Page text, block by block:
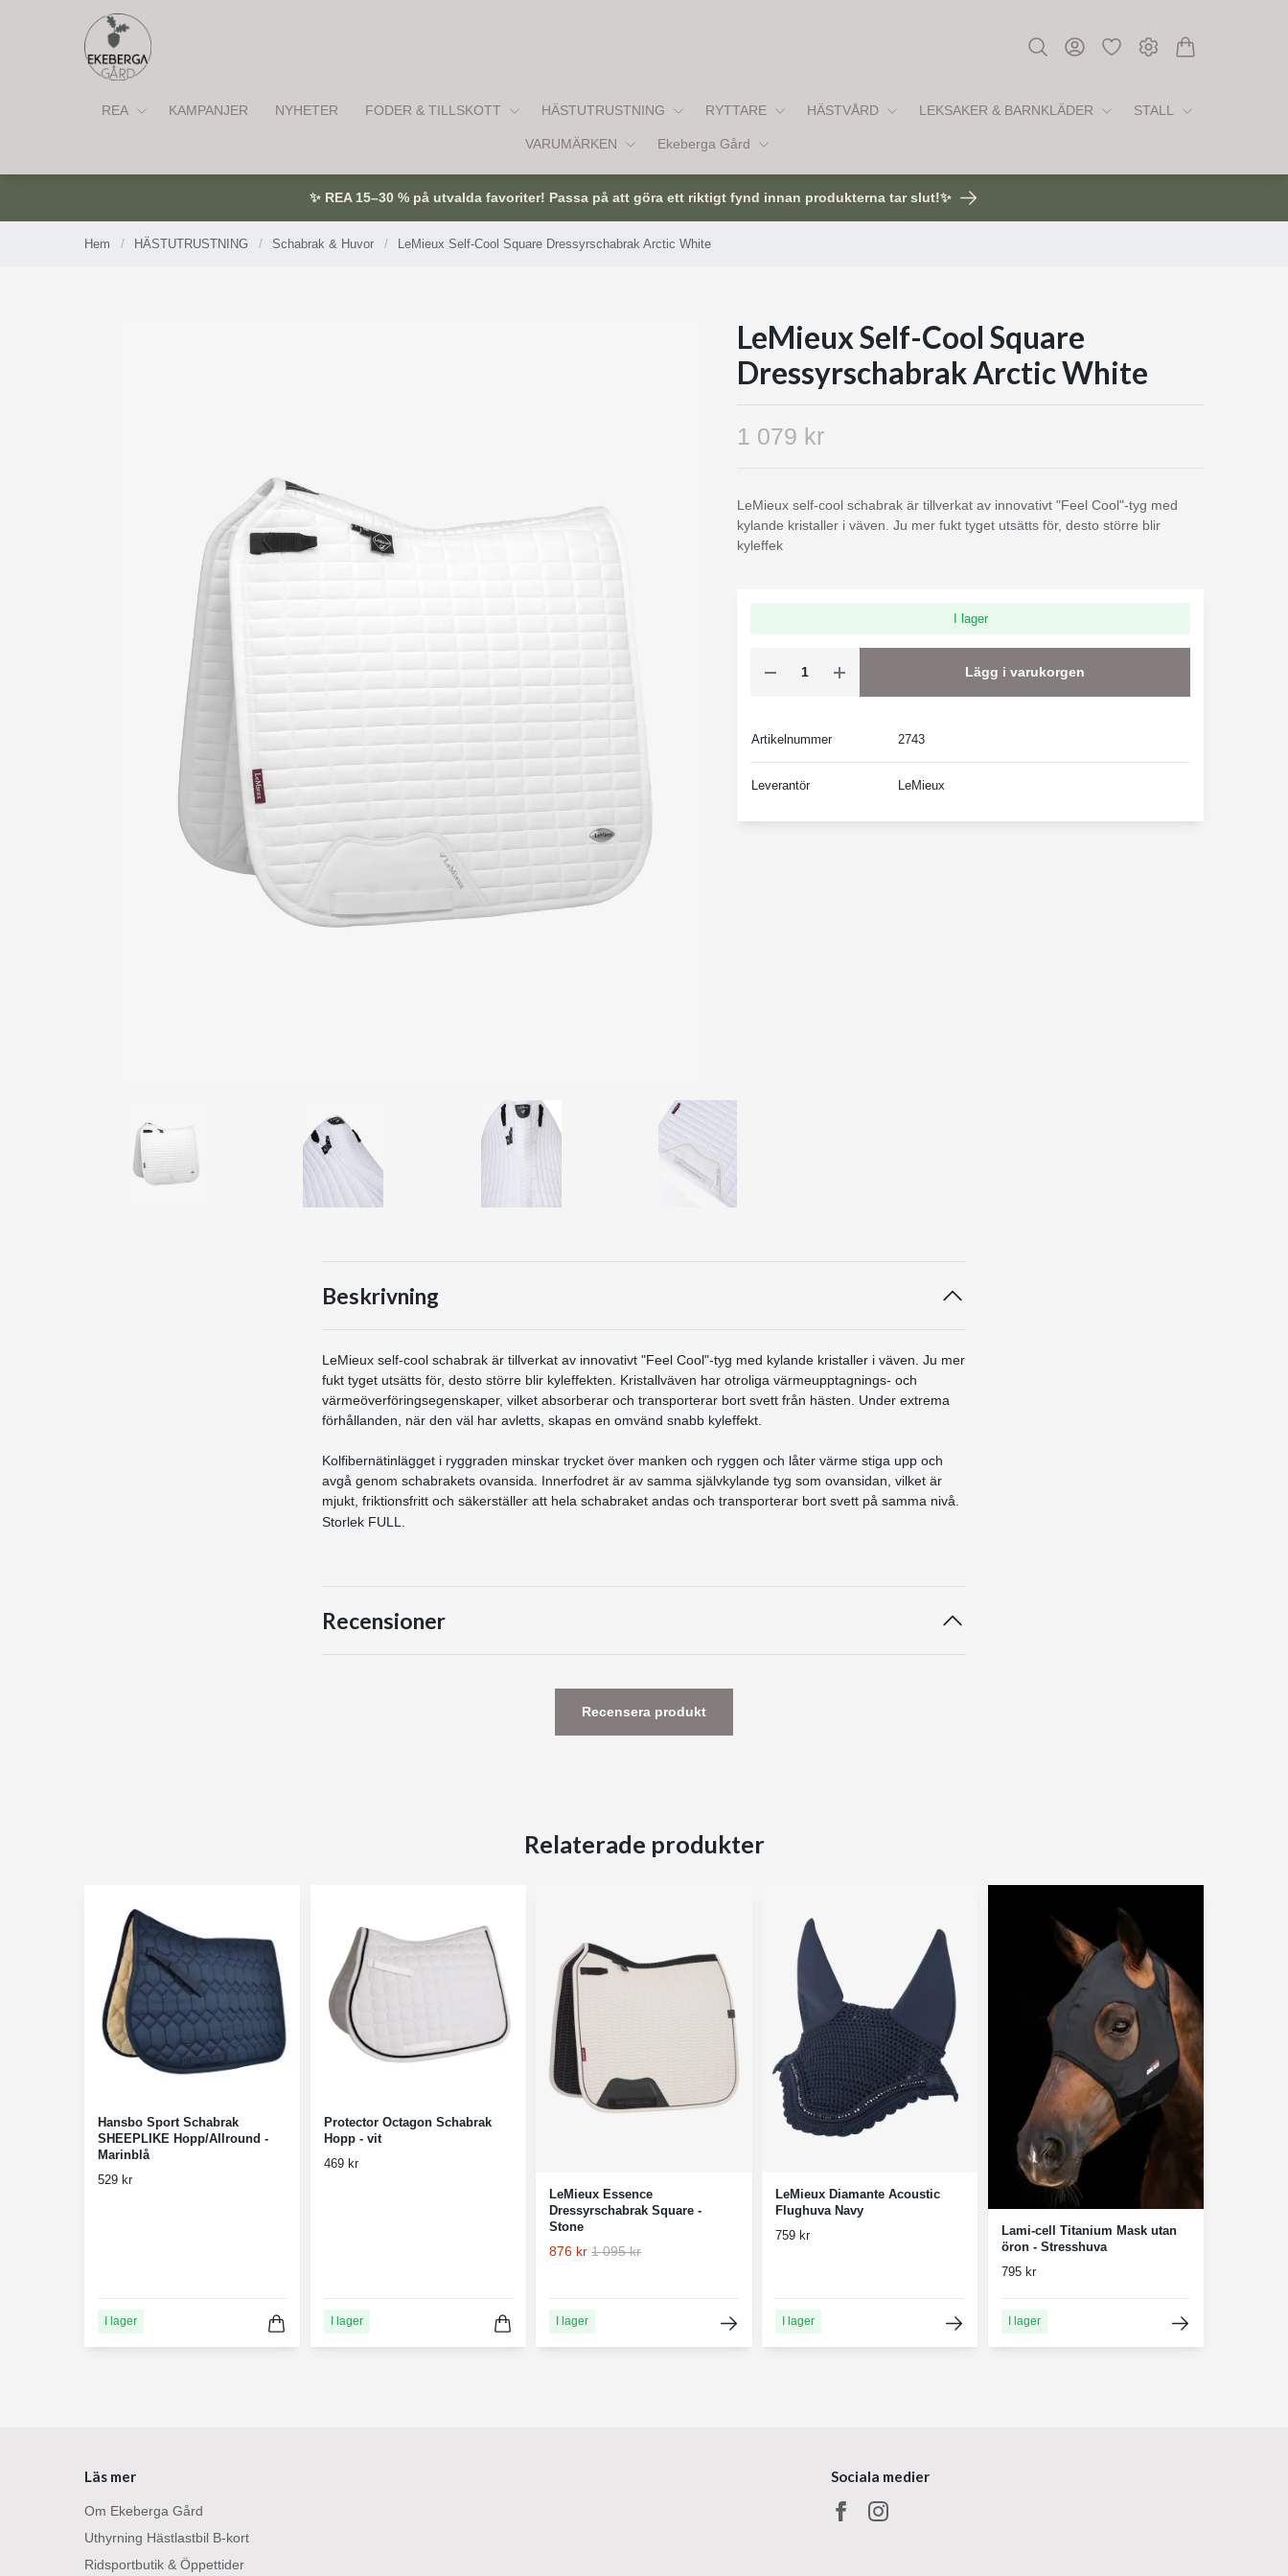
REA KAMPANJER NYHETER FODER & TILLSKOTT HÄSTUTRUSTNING RYTTARE HÄSTVÅRD LEKSAKER & BARNKLÄDER STALL
VARUMÄRKEN Ekeberga Gård
✨ REA 15–30 % på utvalda favoriter! Passa på att göra ett riktigt fynd innan produkterna tar slut!✨
Hem / HÄSTUTRUSTNING / Schabrak & Huvor / LeMieux Self-Cool Square Dressyrschabrak Arctic White
LeMieux Self-Cool Square
Dressyrschabrak Arctic White
1 079 kr
LeMieux self-cool schabrak är tillverkat av innovativt "Feel Cool"-tyg med
kylande kristaller i väven. Ju mer fukt tyget utsätts för, desto större blir
kyleffek
I lager
Lägg i varukorgen
Artikelnummer 2743
Leverantör LeMieux
Beskrivning
LeMieux self-cool schabrak är tillverkat av innovativt "Feel Cool"-tyg med kylande kristaller i väven. Ju mer
fukt tyget utsätts för, desto större blir kyleffekten. Kristallväven har otroliga värmeupptagnings- och
värmeöverföringsegenskaper, vilket absorberar och transporterar bort svett från hästen. Under extrema
förhållanden, när den väl har avletts, skapas en omvänd snabb kyleffekt.
Kolfibernätinlägget i ryggraden minskar trycket över manken och ryggen och låter värme stiga upp och
avgå genom schabrakets ovansida. Innerfodret är av samma självkylande tyg som ovansidan, vilket är
mjukt, friktionsfritt och säkerställer att hela schabraket andas och transporterar bort svett på samma nivå.
Storlek FULL.
Recensioner
Recensera produkt
Relaterade produkter
Hansbo Sport Schabrak
SHEEPLIKE Hopp/Allround -
Marinblå
529 kr
I lager
Protector Octagon Schabrak
Hopp - vit
469 kr
I lager
LeMieux Essence
Dressyrschabrak Square -
Stone
876 kr 1 095 kr
I lager
LeMieux Diamante Acoustic
Flughuva Navy
759 kr
I lager
Lami-cell Titanium Mask utan
öron - Stresshuva
795 kr
I lager
Läs mer
Om Ekeberga Gård
Uthyrning Hästlastbil B-kort
Ridsportbutik & Öppettider
Sociala medier